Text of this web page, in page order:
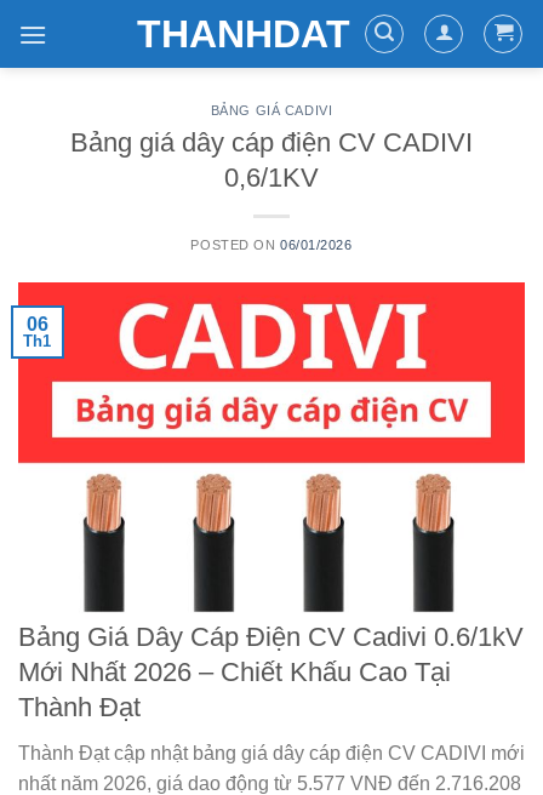
content
THANHDAT
BẢNG GIÁ CADIVI
Bảng giá dây cáp điện CV CADIVI
0,6/1KV
POSTED ON 06/01/2026
06
Th1
Bảng Giá Dây Cáp Điện CV Cadivi 0.6/1kV
Mới Nhất 2026 – Chiết Khấu Cao Tại
Thành Đạt
Thành Đạt cập nhật bảng giá dây cáp điện CV CADIVI mới
nhất năm 2026, giá dao động từ 5.577 VNĐ đến 2.716.208